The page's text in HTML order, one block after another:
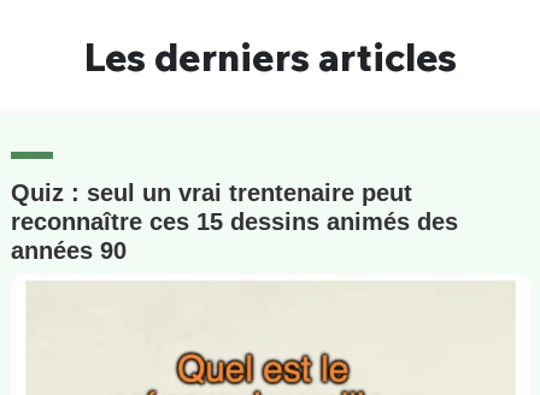
Les derniers articles
Quiz : seul un vrai trentenaire peut
reconnaître ces 15 dessins animés des
années 90
Un Thread